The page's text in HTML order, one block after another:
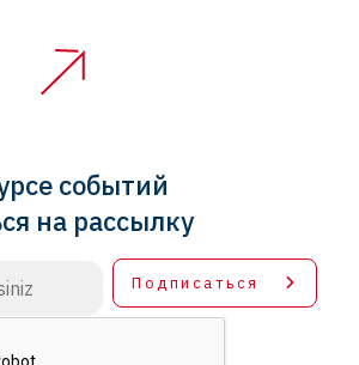
событий
на рассылку
Подписаться